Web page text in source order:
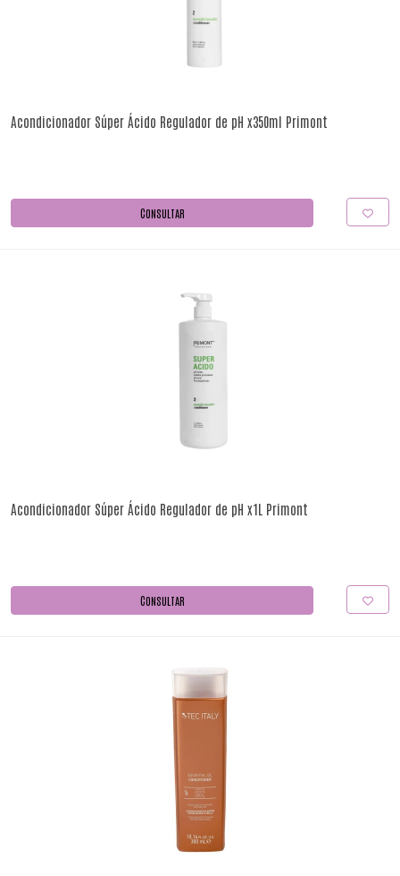
Acondicionador Súper Ácido Regulador de pH x350ml Primont
CONSULTAR
Acondicionador Súper Ácido Regulador de pH x1L Primont
CONSULTAR